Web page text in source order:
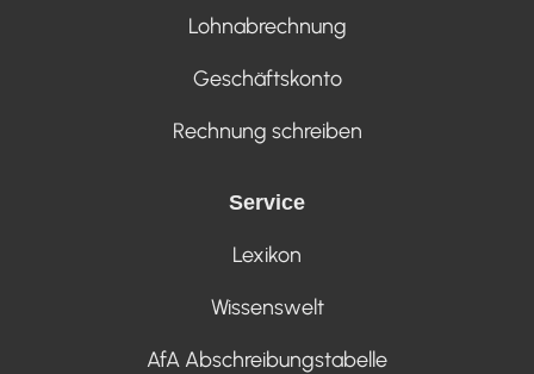
Lohnabrechnung
Geschäftskonto
Rechnung schreiben
Service
Lexikon
Wissenswelt
AfA Abschreibungstabelle